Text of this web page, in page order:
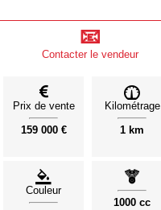
📧
Contacter le vendeur
Prix de vente
159 000 €
Kilométrage
1 km
Couleur
1000 cc